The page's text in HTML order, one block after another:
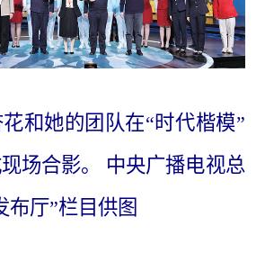
她的团队在“时代楷模”
场合影。 中央广播电视总
布厅”栏目供图